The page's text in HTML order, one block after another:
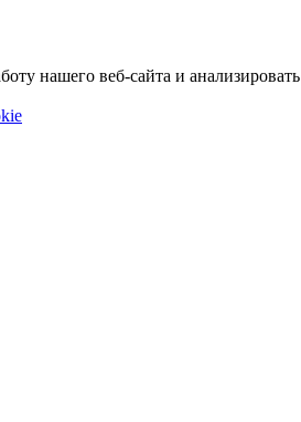
нашего веб-сайта и